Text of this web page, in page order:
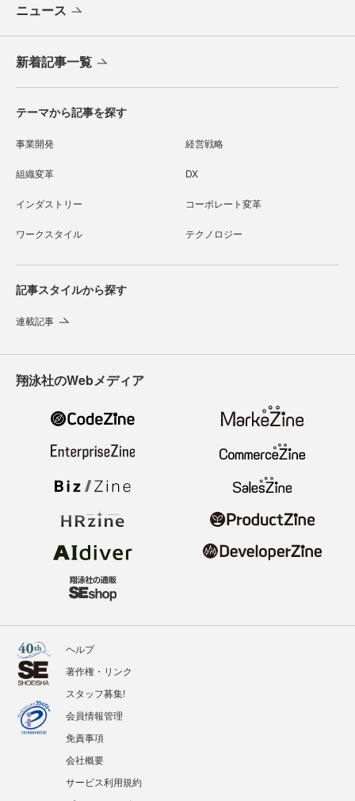
ニュース
新着記事一覧
テーマから記事を探す
事業開発 経営戦略
組織変革 DX
インダストリー コーポレート変革
ワークスタイル テクノロジー
記事スタイルから探す
連載記事
翔泳社のWebメディア
ヘルプ
著作権・リンク
スタッフ募集!
会員情報管理
免責事項
会社概要
サービス利用規約